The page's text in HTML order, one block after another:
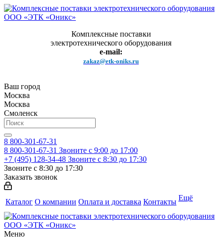
Комплексные поставки
электротехнического оборудования
e-mail:
zakaz@etk-oniks.ru
Ваш город
Москва
Москва
Смоленск
8 800-301-67-31
8 800-301-67-31 Звоните с 9:00 до 17:00
+7 (495) 128-34-48 Звоните с 8:30 до 17:30
Звоните с 8:30 до 17:30
Заказать звонок
Каталог О компании Оплата и доставка Контакты Ещё
Меню